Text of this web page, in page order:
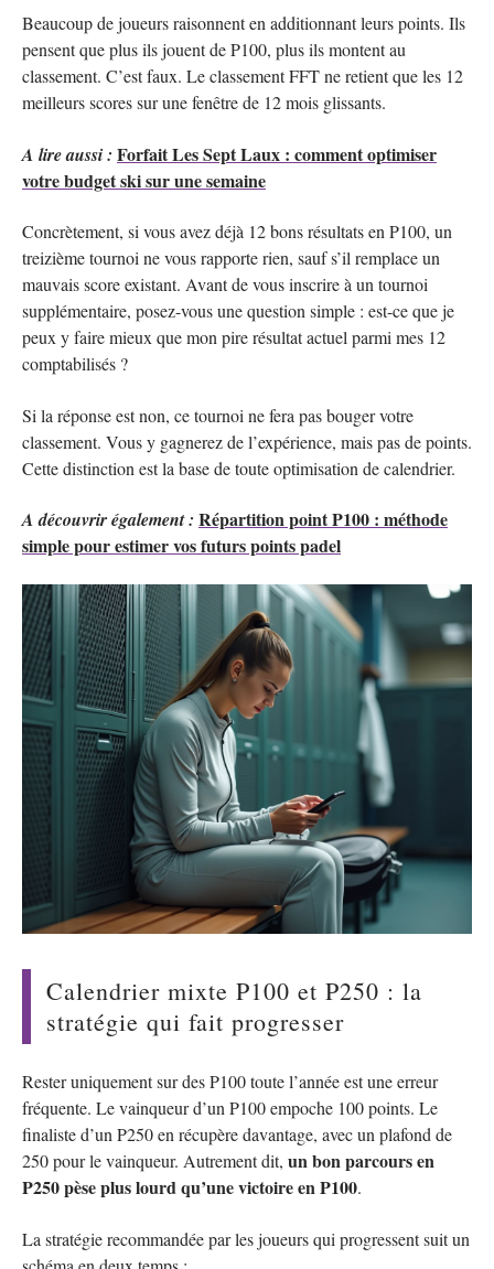
Beaucoup de joueurs raisonnent en additionnant leurs points. Ils
pensent que plus ils jouent de P100, plus ils montent au
classement. C’est faux. Le classement FFT ne retient que les 12
meilleurs scores sur une fenêtre de 12 mois glissants.
A lire aussi : Forfait Les Sept Laux : comment optimiser
votre budget ski sur une semaine
Concrètement, si vous avez déjà 12 bons résultats en P100, un
treizième tournoi ne vous rapporte rien, sauf s’il remplace un
mauvais score existant. Avant de vous inscrire à un tournoi
supplémentaire, posez-vous une question simple : est-ce que je
peux y faire mieux que mon pire résultat actuel parmi mes 12
comptabilisés ?
Si la réponse est non, ce tournoi ne fera pas bouger votre
classement. Vous y gagnerez de l’expérience, mais pas de points.
Cette distinction est la base de toute optimisation de calendrier.
A découvrir également : Répartition point P100 : méthode
simple pour estimer vos futurs points padel
Calendrier mixte P100 et P250 : la
stratégie qui fait progresser
Rester uniquement sur des P100 toute l’année est une erreur
fréquente. Le vainqueur d’un P100 empoche 100 points. Le
finaliste d’un P250 en récupère davantage, avec un plafond de
250 pour le vainqueur. Autrement dit, un bon parcours en
P250 pèse plus lourd qu’une victoire en P100.
La stratégie recommandée par les joueurs qui progressent suit un